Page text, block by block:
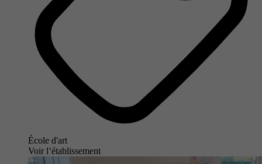
École d'art
Voir l’établissement